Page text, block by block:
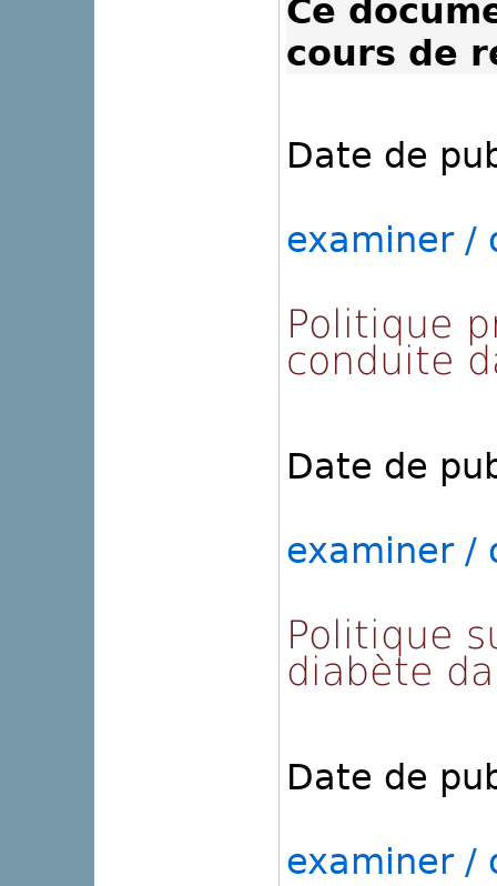
Ce
cours de
Date de
examiner /
Politique
conduite
Date de
examiner /
Politique
diabète
Date de
examiner /